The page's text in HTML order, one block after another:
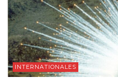
INTERNATIONALES